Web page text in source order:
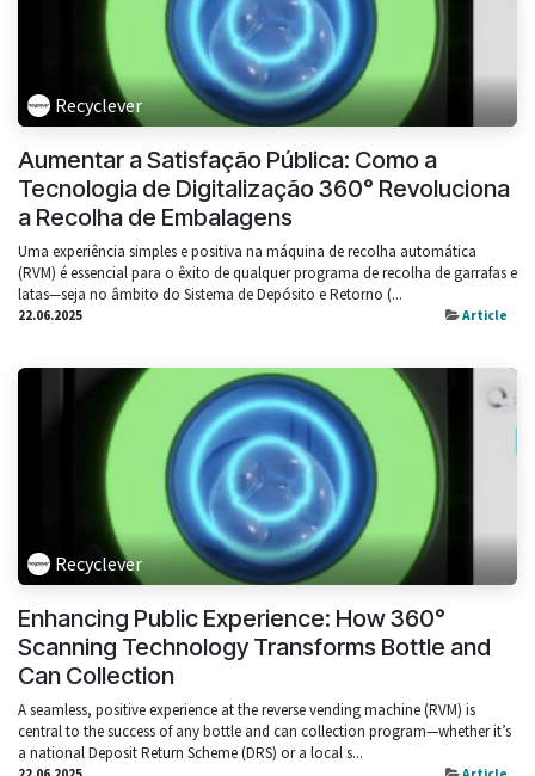
Recyclever
Aumentar a Satisfação Pública: Como a
Tecnologia de Digitalização 360° Revoluciona
a Recolha de Embalagens
Uma experiência simples e positiva na máquina de recolha automática
(RVM) é essencial para o êxito de qualquer programa de recolha de garrafas e
latas—seja no âmbito do Sistema de Depósito e Retorno (...
22.06.2025 Article
Recyclever
Enhancing Public Experience: How 360°
Scanning Technology Transforms Bottle and
Can Collection
A seamless, positive experience at the reverse vending machine (RVM) is
central to the success of any bottle and can collection program—whether it’s
a national Deposit Return Scheme (DRS) or a local s...